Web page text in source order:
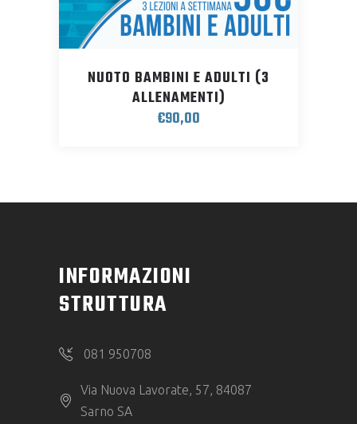
NUOTO BAMBINI E ADULTI (3
ALLENAMENTI)
€90,00
INFORMAZIONI
STRUTTURA
081 950708
Via Nuova Lavorate, 57, 84087
Sarno SA